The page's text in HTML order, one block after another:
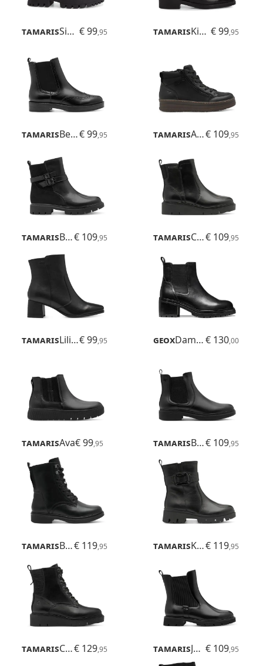
Tamaris Sintra € 99,95 Tamaris Kimani € 99,95
Tamaris Betina€ 99,95 Tamaris Ava€ 109,95
Tamaris Buta€ 109,95 Tamaris Cora€ 109,95
Tamaris Lilian€ 99,95 Geox Damiana€ 130,00
TamarisAva€ 99,95 Tamaris Buta€ 109,95
Tamaris Buta€ 119,95 Tamaris Kida€ 119,95
Tamaris Cora€ 129,95 Tamaris Jean € 109,95